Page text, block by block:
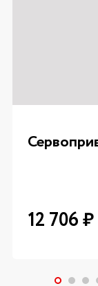
12 706₽